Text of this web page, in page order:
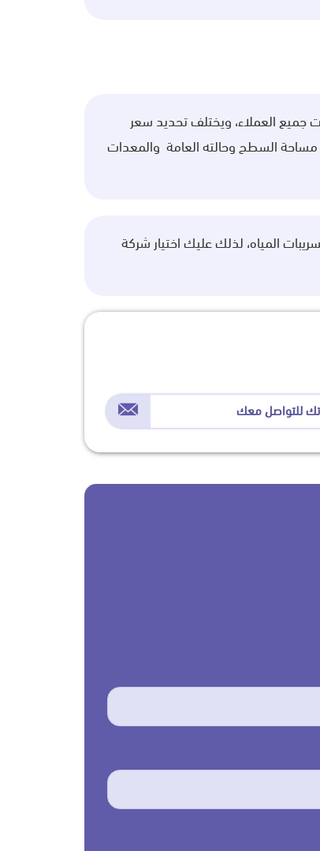
جميع العملاء، ويختلف تحديد سعر
مساحة السطح وحالته العامة والمعدات
المياه، لذلك عليك اختيار شركة
للتواصل معك